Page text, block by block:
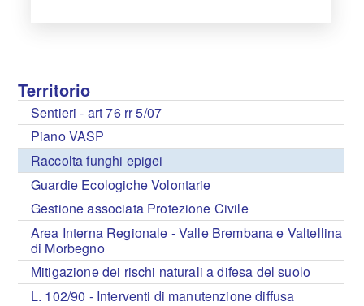
Territorio
Sentieri - art 76 rr 5/07
Piano VASP
Raccolta funghi epigei
Guardie Ecologiche Volontarie
Gestione associata Protezione Civile
Area Interna Regionale - Valle Brembana e Valtellina
di Morbegno
Mitigazione dei rischi naturali a difesa del suolo
L. 102/90 - Interventi di manutenzione diffusa